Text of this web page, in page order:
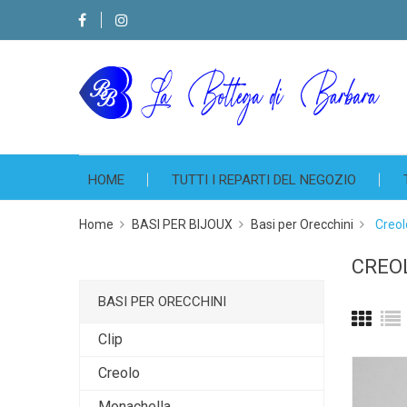
HOME TUTTI I REPARTI DEL NEGOZIO
Home BASI PER BIJOUX Basi per Orecchini
BASI PER ORECCHINI
Clip
Creolo